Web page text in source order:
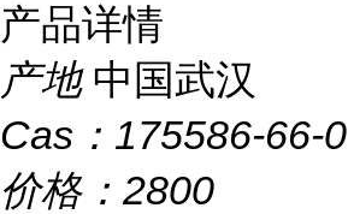
产品详情
产地 中国武汉
Cas： 175586-66-0
价格： 2800